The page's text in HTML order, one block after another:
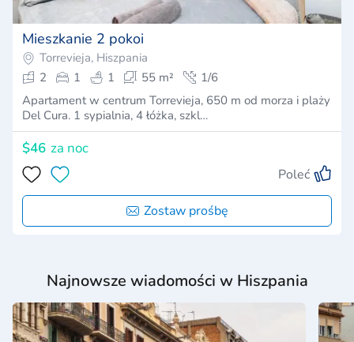
Mieszkanie 2 pokoi
Torrevieja, Hiszpania
2
1 1 55 m²
1/6
Apartament w centrum Torrevieja, 650 m od morza i plaży
Del Cura. 1 sypialnia, 4 łóżka, szkl…
$46 za noc
Poleć
Zostaw prośbę
Najnowsze wiadomości w Hiszpania